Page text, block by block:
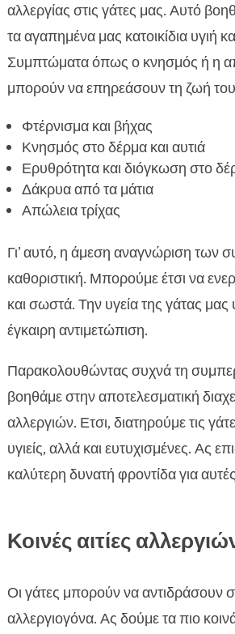
αλλεργίας στις γάτες μας. Αυτό
τα αγαπημένα μας κατοικίδια υγιή
Συμπτώματα όπως ο κνησμός ή η
μπορούν να επηρεάσουν τη ζωή
Φτέρνισμα και βήχας
Κνησμός στο δέρμα και αυτιά
Ερυθρότητα και διόγκωση στο
Δάκρυα από τα μάτια
Απώλεια τρίχας
Γι’ αυτό, η άμεση αναγνώριση των
καθοριστική. Μπορούμε έτσι να
και σωστά. Την υγεία της γάτας
έγκαιρη αντιμετώπιση.
Παρακολουθώντας συχνά τη
βοηθάμε στην αποτελεσματική
αλλεργιών. Ετσι, διατηρούμε τις
υγιείς, αλλά και ευτυχισμένες. Ας
καλύτερη δυνατή φροντίδα για
Κοινές αιτίες
Οι γάτες μπορούν να αντιδράσουν
αλλεργιογόνα. Ας δούμε τα πιο